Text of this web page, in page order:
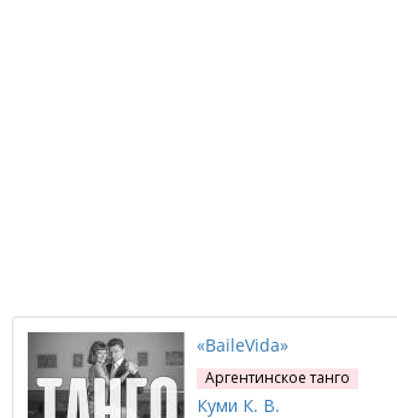
«BaileVida»
Аргентинское танго
Куми К. В.